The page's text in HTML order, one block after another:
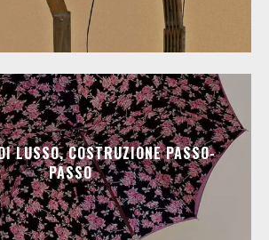
LUSSO, COSTRUZIONE PASSO-
PASSO